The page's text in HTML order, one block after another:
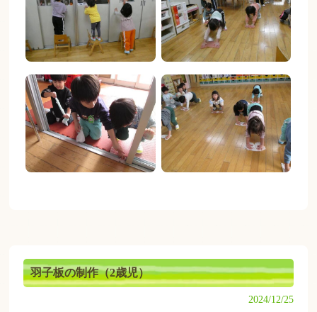
羽子板の制作（2歳児）
2024/12/25